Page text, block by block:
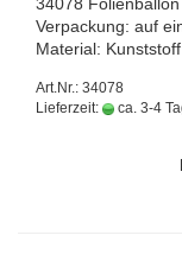
Ver­pa­ckung: auf
Ma­te­ri­al: Kunst­stoff
Art.Nr.: 34078
Lieferzeit:
ca. 3-4